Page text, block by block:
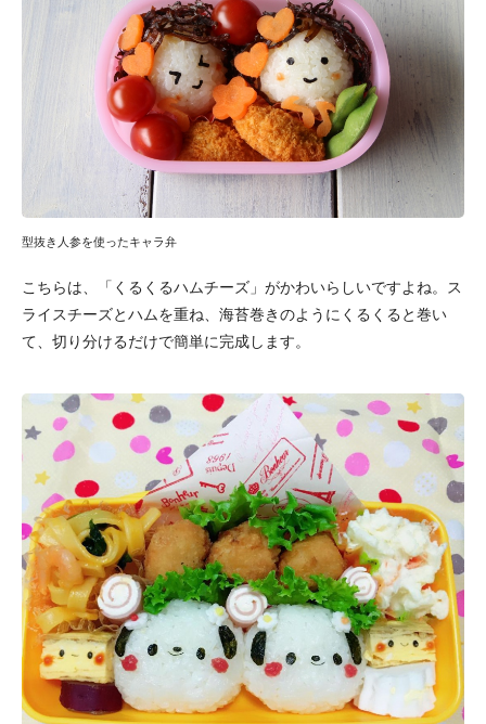
型抜き人参を使ったキャラ弁
こちらは、「くるくるハムチーズ」がかわいらしいですよね。ス
ライスチーズとハムを重ね、海苔巻きのようにくるくると巻い
て、切り分けるだけで簡単に完成します。